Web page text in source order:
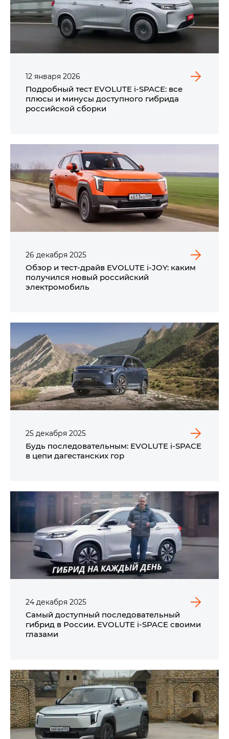
12 января 2026
Подробный тест EVOLUTE i‑SPACE: все
плюсы и минусы доступного гибрида
российской сборки
26 декабря 2025
Обзор и тест-драйв EVOLUTE i‑JOY: каким
получился новый российский
электромобиль
25 декабря 2025
Будь последовательным: EVOLUTE i‑SPACE
в цепи дагестанских гор
24 декабря 2025
Самый доступный последовательный
гибрид в России. EVOLUTE i‑SPACE своими
глазами